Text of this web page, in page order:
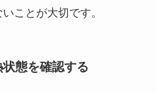
ことが大切です。
態を確認する